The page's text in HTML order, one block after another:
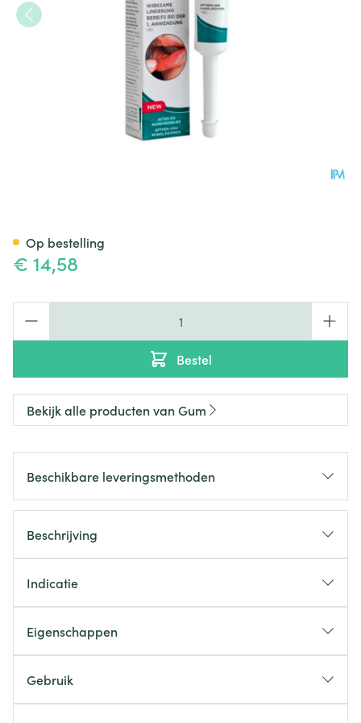
€ 14,58
Bestel
Op bestelling
Bekijk alle producten van Gum
Beschikbare leveringsmethoden
Beschrijving
Indicatie
Eigenschappen
Gebruik